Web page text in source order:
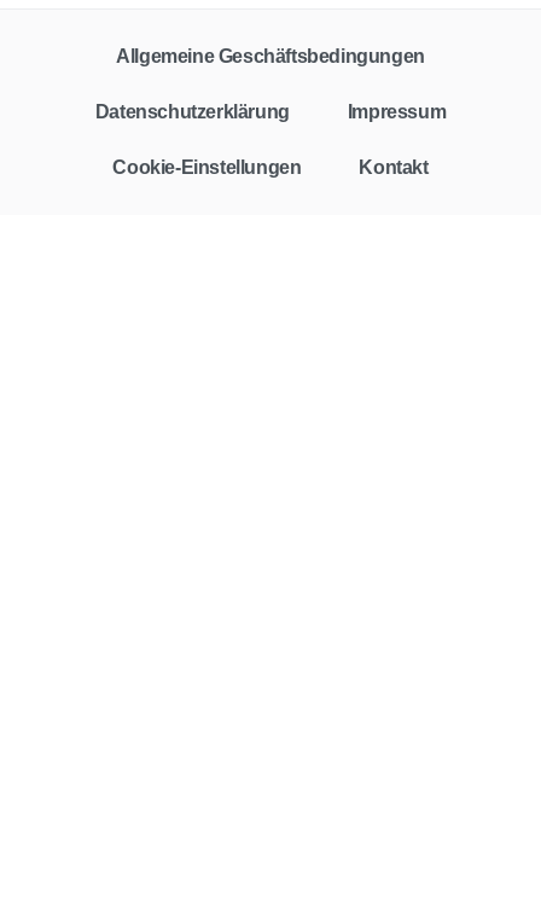
Allgemeine Geschäftsbedingungen
Datenschutzerklärung Impressum
Cookie-Einstellungen Kontakt